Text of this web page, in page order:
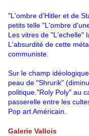
"L'ombre d'Hitler et de
petits telle "L'ombre
Les vitres de "L'echelle"
L'absurdité de cette
communiste.
Sur le champ
peau de "Shrurik"
politique."Roly Poly" au
passerelle entre les
Pop art Américain.
Galerie Vallois